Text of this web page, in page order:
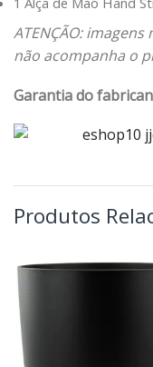
ATENÇÃO:
não acompanha o
Garantia do
Produtos